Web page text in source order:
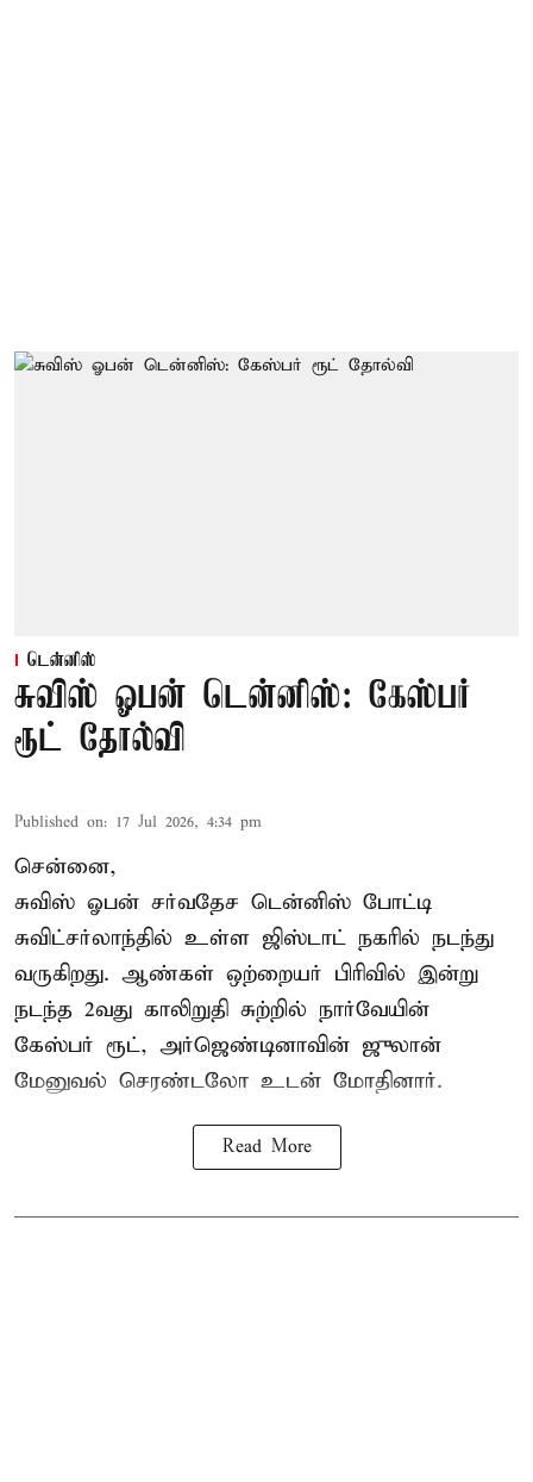
டென்னிஸ்
சுவிஸ் ஓபன் டென்னிஸ்: கேஸ்பர்
ரூட் தோல்வி
Published on: 17 Jul 2026, 4:34 pm
சென்னை,
சுவிஸ் ஓபன் சர்வதேச டென்னிஸ் போட்டி
சுவிட்சர்லாந்தில் உள்ள ஜிஸ்டாட் நகரில் நடந்து
வருகிறது. ஆண்கள் ஒற்றையர் பிரிவில் இன்று
நடந்த 2வது காலிறுதி சுற்றில் நார்வேயின்
கேஸ்பர் ரூட், அர்ஜெண்டினாவின் ஜுலான்
மேனுவல் செரண்டலோ உடன் மோதினார்.
Read More